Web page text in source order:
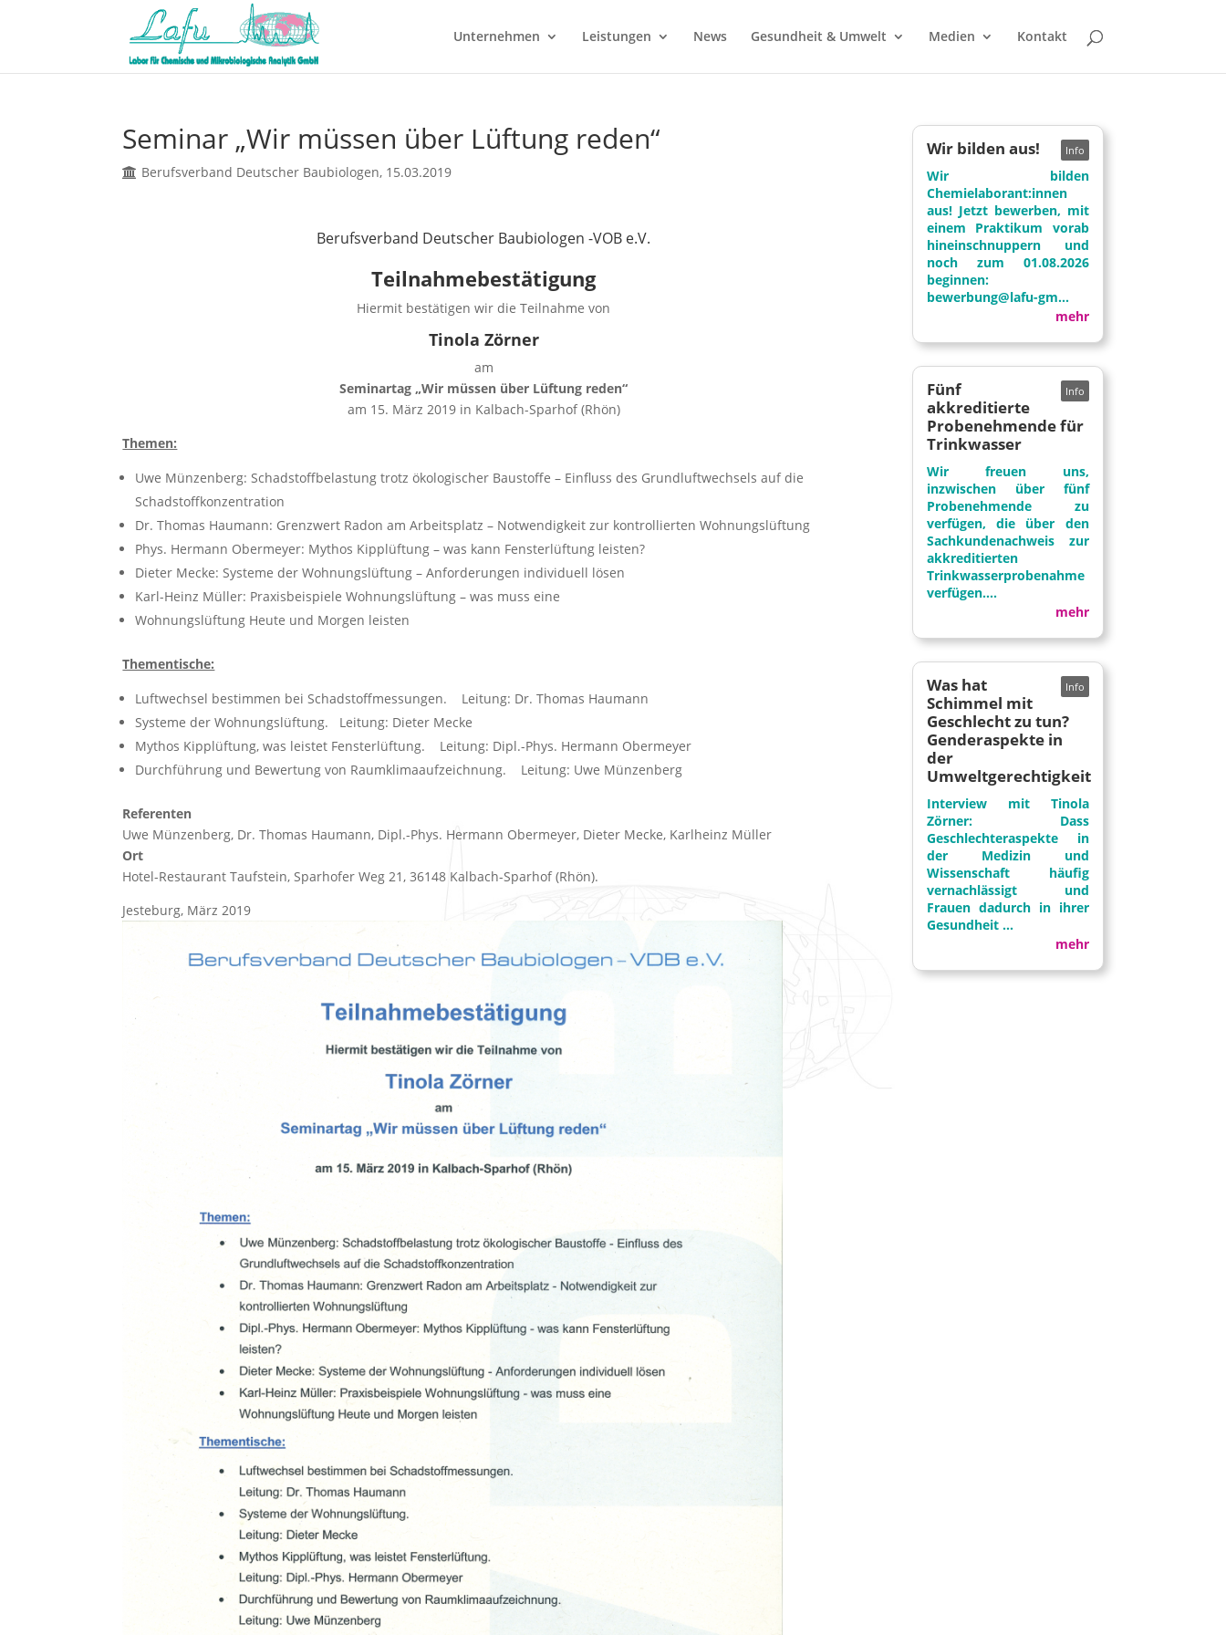
Unternehmen Leistungen News Gesundheit & Umwelt Medien Kontakt
Seminar „Wir müssen über Lüftung reden“
Berufsverband Deutscher Baubiologen, 15.03.2019
Berufsverband Deutscher Baubiologen -VOB e.V.
Teilnahmebestätigung
Hiermit bestätigen wir die Teilnahme von
Tinola Zörner
am
Seminartag „Wir müssen über Lüftung reden“
am 15. März 2019 in Kalbach-Sparhof (Rhön)
Themen:
Uwe Münzenberg: Schadstoffbelastung trotz ökologischer Baustoffe – Einfluss des Grundluftwechsels auf die
Schadstoffkonzentration
Dr. Thomas Haumann: Grenzwert Radon am Arbeitsplatz – Notwendigkeit zur kontrollierten Wohnungslüftung
Phys. Hermann Obermeyer: Mythos Kipplüftung – was kann Fensterlüftung leisten?
Dieter Mecke: Systeme der Wohnungslüftung – Anforderungen individuell lösen
Karl-Heinz Müller: Praxisbeispiele Wohnungslüftung – was muss eine
Wohnungslüftung Heute und Morgen leisten
Thementische:
Luftwechsel bestimmen bei Schadstoffmessungen. Leitung: Dr. Thomas Haumann
Systeme der Wohnungslüftung. Leitung: Dieter Mecke
Mythos Kipplüftung, was leistet Fensterlüftung. Leitung: Dipl.-Phys. Hermann Obermeyer
Durchführung und Bewertung von Raumklimaaufzeichnung. Leitung: Uwe Münzenberg
Referenten
Uwe Münzenberg, Dr. Thomas Haumann, Dipl.-Phys. Hermann Obermeyer, Dieter Mecke, Karlheinz Müller
Ort
Hotel-Restaurant Taufstein, Sparhofer Weg 21, 36148 Kalbach-Sparhof (Rhön).
Jesteburg, März 2019
Wir bilden aus!
Wir bilden
Chemielaborant:innen
aus! Jetzt bewerben, mit
einem Praktikum vorab
hineinschnuppern und
noch zum 01.08.2026
beginnen:
bewerbung@lafu-gm...
mehr
Fünf
akkreditierte
Probenehmende für
Trinkwasser
Wir freuen uns,
inzwischen über fünf
Probenehmende zu
verfügen, die über den
Sachkundenachweis zur
akkreditierten
Trinkwasserprobenahme
verfügen....
mehr
Was hat
Schimmel mit
Geschlecht zu tun?
Genderaspekte in
der
Umweltgerechtigkeit
Interview mit Tinola
Zörner: Dass
Geschlechteraspekte in
der Medizin und
Wissenschaft häufig
vernachlässigt und
Frauen dadurch in ihrer
Gesundheit ...
mehr